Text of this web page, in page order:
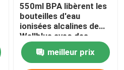
550ml BPA libèrent les
bouteilles d'eau
ionisées alcalines de
Wellblue avec des
boules de Minerial
meilleur prix